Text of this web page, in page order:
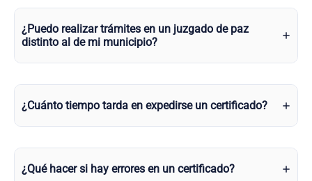
¿Puedo realizar trámites en un juzgado de paz
distinto al de mi municipio?
¿Cuánto tiempo tarda en expedirse un certificado?
¿Qué hacer si hay errores en un certificado?